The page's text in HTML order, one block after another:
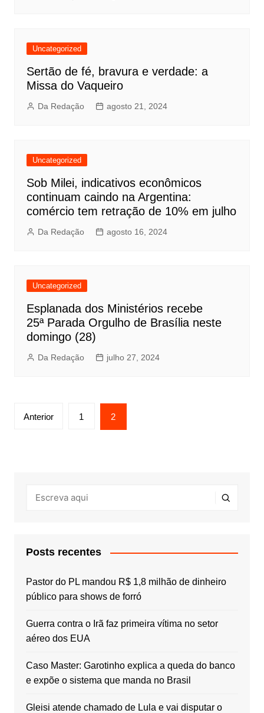
Uncategorized
Sertão de fé, bravura e verdade: a
Missa do Vaqueiro
Da Redação agosto 21, 2024
Uncategorized
Sob Milei, indicativos econômicos
continuam caindo na Argentina:
comércio tem retração de 10% em julho
Da Redação agosto 16, 2024
Uncategorized
Esplanada dos Ministérios recebe
25ª Parada Orgulho de Brasília neste
domingo (28)
Da Redação julho 27, 2024
Paginação
Anterior 1 2
Posts recentes
Pastor do PL mandou R$ 1,8 milhão de dinheiro
público para shows de forró
Guerra contra o Irã faz primeira vítima no setor
aéreo dos EUA
Caso Master: Garotinho explica a queda do banco
e expõe o sistema que manda no Brasil
Gleisi atende chamado de Lula e vai disputar o